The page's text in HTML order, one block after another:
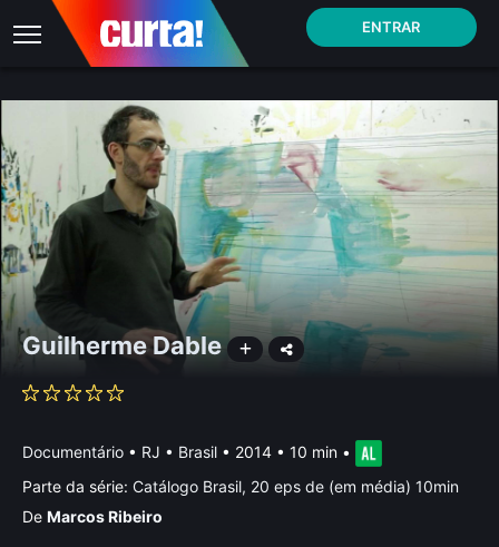
ENTRAR
Guilherme Dable
Documentário • RJ • Brasil • 2014 • 10 min •
Parte da série: Catálogo Brasil, 20 eps de (em média) 10min
De Marcos Ribeiro